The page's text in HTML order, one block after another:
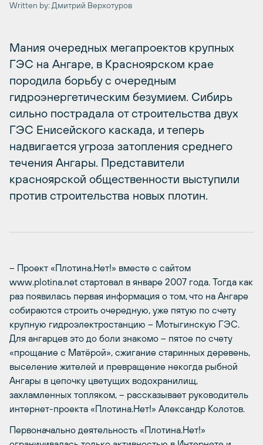
Written by: Дмитрий Верхотуров
Мания очередных мегапроектов крупных
ГЭС на Ангаре, в Красноярском крае
породила борьбу с очередным
гидроэнергетическим безумием. Сибирь
сильно пострадала от строительства двух
ГЭС Енисейского каскада, и теперь
надвигается угроза затопления среднего
течения Ангары. Представители
красноярской общественности выступили
против строительства новых плотин.
– Проект «Плотина.Нет!» вместе с сайтом
www.plotina.net стартовал в январе 2007 года. Тогда как
раз появилась первая информация о том, что на Ангаре
собираются строить очередную, уже пятую по счету
крупную гидроэлектростанцию – Мотыгинскую ГЭС.
Для ангарцев это до боли знакомо – пятое по счету
«прощание с Матёрой», сжигание старинных деревень,
выселение жителей и превращение некогда рыбной
Ангары в цепочку цветущих водохранилищ,
захламленных топляком, – рассказывает руководитель
интернет-проекта «Плотина.Нет!» Александр Колотов.
Первоначально деятельность «Плотина.Нет!»